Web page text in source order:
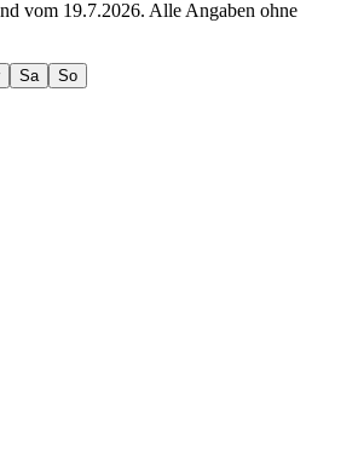
vom 19.7.2026. Alle Angaben ohne
Sa So